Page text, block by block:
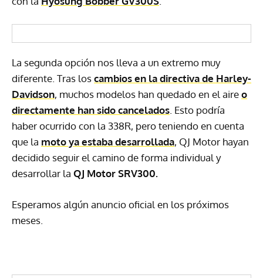
La segunda opción nos lleva a un extremo muy
diferente. Tras loscambios en la directiva de Harley-
Davidson, muchos modelos han quedado en el aireo
directamente han sido cancelados . Esto podría
haber ocurrido con la 338R, pero teniendo en cuenta
que la moto ya estaba desarrollada, QJ Motor hayan
decidido seguir el camino de forma individual y
desarrollar la QJ Motor SRV300.
Esperamos algún anuncio oficial en los próximos
meses.